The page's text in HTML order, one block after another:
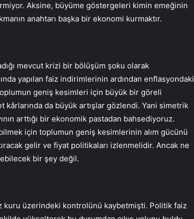
Aksine, büyüme göstergeleri kimin emeğinin
anahtarı başka bir ekonomi kurmaktır.
mevcut krizi bir bölüşüm şoku olarak
yapılan faiz indirimlerinin ardından enflasyondaki
geniş kesimleri için büyük bir göreli
kârlarında da büyük artışlar gözlendi. Yani simetrik
arttığı bir ekonomik pastadan bahsediyoruz.
için toplumun geniş kesimlerinin alım gücünü
gelir ve fiyat politikaları izlenmelidir. Ancak ne
bir şey değil.
kuru üzerindeki kontrolünü kaybetmişti. Politik faiz